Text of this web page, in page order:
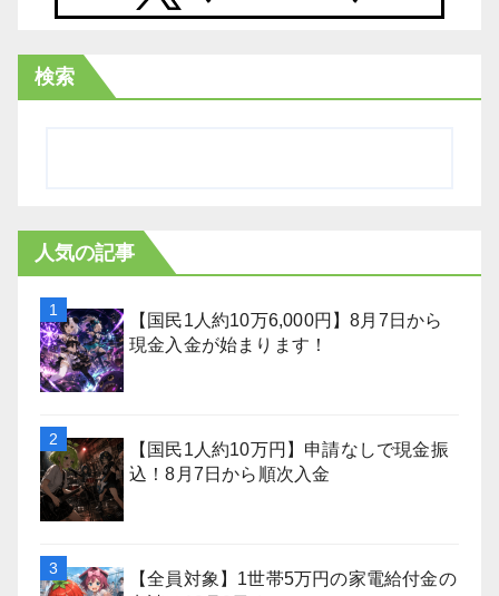
検索
人気の記事
【国民1人約10万6,000円】8月7日から
現金入金が始まります！
【国民1人約10万円】申請なしで現金振
込！8月7日から順次入金
【全員対象】1世帯5万円の家電給付金の